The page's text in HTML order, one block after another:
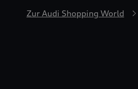
Zur Audi Shopping World